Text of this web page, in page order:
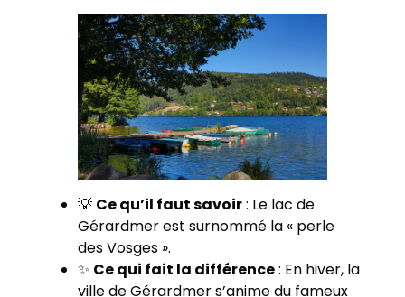
💡 Ce qu’il faut savoir: Le lac de
Gérardmer est surnommé la « perle
des Vosges ».
✨ Ce qui fait la différence: En hiver, la
ville de Gérardmer s’anime du fameux